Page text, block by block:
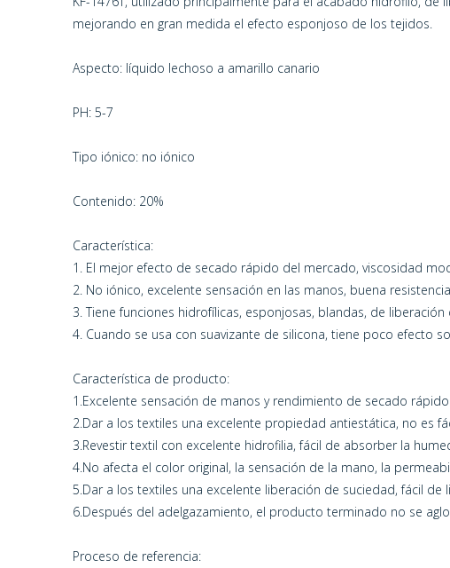
mejorando en gran medida el efecto esponjoso de los tejidos.
Aspecto: líquido lechoso a amarillo canario
PH: 5-7
Tipo iónico: no iónico
Contenido: 20%
Característica:
1. El mejor efecto de secado rápido del mercado, viscosidad
2. No iónico, excelente sensación en las manos, buena
3. Tiene funciones hidrofílicas, esponjosas, blandas, de
4. Cuando se usa con suavizante de silicona, tiene poco efecto
Característica de producto:
1.Excelente sensación de manos y rendimiento de secado rápido
2.Dar a los textiles una excelente propiedad antiestática, no es
3.Revestir textil con excelente hidrofilia, fácil de absorber la
4.No afecta el color original, la sensación de la mano, la
5.Dar a los textiles una excelente liberación de suciedad, fácil de
6.Después del adelgazamiento, el producto terminado no se
Proceso de referencia: